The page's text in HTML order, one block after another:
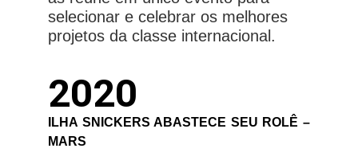
selecionar e celebrar os melhores
projetos da classe internacional.
2020
ILHA SNICKERS ABASTECE SEU ROLÊ –
MARS